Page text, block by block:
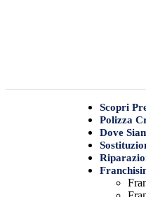
Scopri
Polizza
Dove